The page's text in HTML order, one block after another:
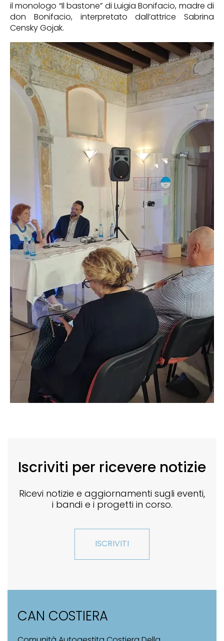
il monologo “Il bastone” di Luigia Bonifacio, madre di
don Bonifacio, interpretato dall’attrice Sabrina
Censky Gojak.
Iscriviti per ricevere notizie
Ricevi notizie e aggiornamenti sugli eventi,
i bandi e i progetti in corso.
ISCRIVITI
CAN COSTIERA